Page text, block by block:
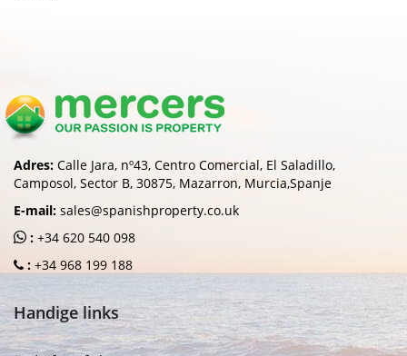
Adres: Calle Jara, nº43, Centro Comercial, El Saladillo,
Camposol, Sector B, 30875, Mazarron, Murcia,Spanje
E-mail: sales@spanishproperty.co.uk
: +34 620 540 098
: +34 968 199 188
Handige links